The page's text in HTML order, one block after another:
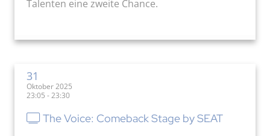
Talenten eine zweite Chance.
31
Oktober 2025
23:05 - 23:30
The Voice: Comeback Stage by SEAT